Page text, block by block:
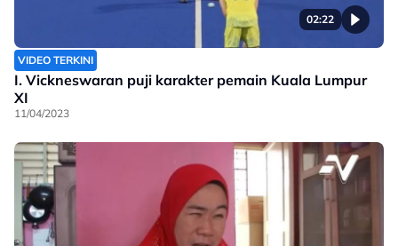
02:22
VIDEO TERKINI
I. Vickneswaran puji karakter pemain Kuala Lumpur
XI
11/04/2023